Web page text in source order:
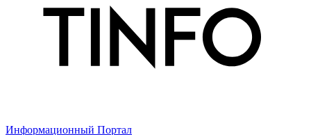
Информационный Портал